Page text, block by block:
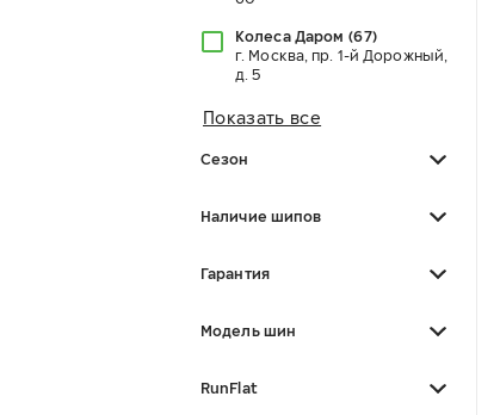
Колеса Даром (67)
г. Москва, пр. 1-й Дорожный,
д. 5
Показать все
Сезон
Наличие шипов
Гарантия
Модель шин
RunFlat